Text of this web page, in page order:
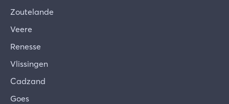
Zoutelande
Veere
Renesse
Vlissingen
Cadzand
Goes